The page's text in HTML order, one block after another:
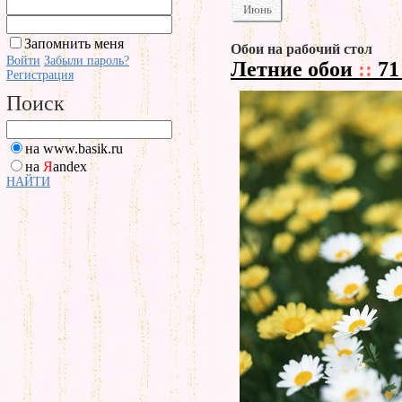
Запомнить меня
Войти Забыли пароль?
Регистрация
Поиск
на www.basik.ru
на Яandex
НАЙТИ
Июнь
Обои на рабочий стол
Летние обои ::